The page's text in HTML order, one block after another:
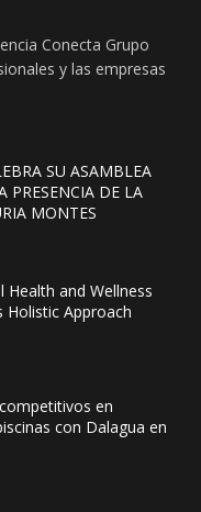
Conecta Grupo
y las empresas
SU ASAMBLEA
PRESENCIA DE LA
MONTES
Health and Wellness
Holistic Approach
en
con Dalagua en